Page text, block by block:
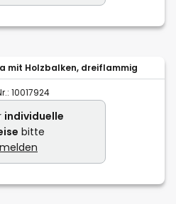
mit Holzbalken, dreiflammig
10017924
individuelle
bitte